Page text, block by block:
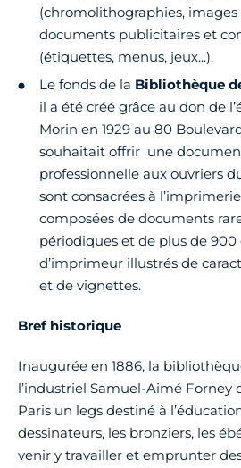
(chromolithographies, images
documents publicitaires et
(étiquettes, menus, jeux...).
Le fonds de la Bibliothèque
il a été créé grâce au don de
Morin en 1929 au 80
souhaitait offrir une
professionnelle aux ouvriers
sont consacrées à
composées de documents
périodiques et de plus de 900
d’imprimeur illustrés de
et de vignettes.
Bref historique
Inaugurée en 1886, la
l’industriel Samuel-Aimé Forney
Paris un legs destiné à
dessinateurs, les bronziers, les
venir y travailler et emprunter